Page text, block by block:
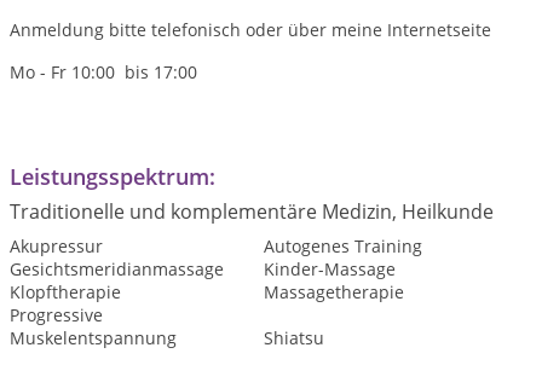
Anmeldung bitte telefonisch oder über meine Internetseite
Mo - Fr 10:00 bis 17:00
Leistungsspektrum:
Traditionelle und komplementäre Medizin, Heilkunde
Akupressur
Autogenes Training
Gesichtsmeridianmassage
Kinder-Massage
Klopftherapie
Massagetherapie
Progressive
Muskelentspannung
Shiatsu